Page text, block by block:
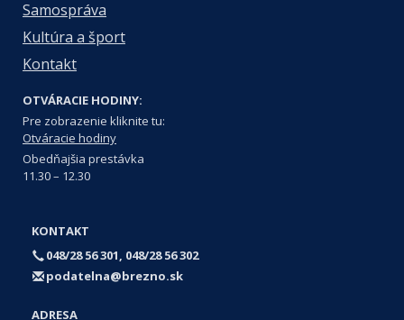
Samospráva
Kultúra a šport
Kontakt
OTVÁRACIE HODINY:
Pre zobrazenie kliknite tu:
Otváracie hodiny
Obedňajšia prestávka
11.30 – 12.30
KONTAKT
048/28 56 301, 048/28 56 302
podatelna@brezno.sk
ADRESA